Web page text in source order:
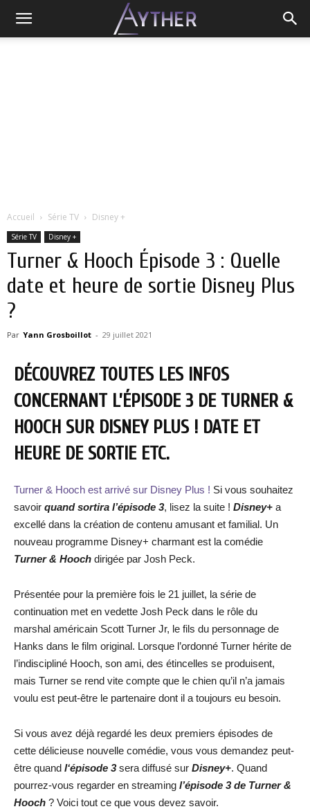
Accueil Série TV Disney +
Série TV Disney +
Turner & Hooch Épisode 3 : Quelle
date et heure de sortie Disney Plus
?
Par Yann Grosboillot - 29 juillet 2021
DÉCOUVREZ TOUTES LES INFOS
CONCERNANT L’ÉPISODE 3 DE TURNER &
HOOCH SUR DISNEY PLUS ! DATE ET
HEURE DE SORTIE ETC.
Turner & Hooch est arrivé sur Disney Plus ! Si vous souhaitez
savoir quand sortira l’épisode 3, lisez la suite ! Disney+ a
excellé dans la création de contenu amusant et familial. Un
nouveau programme Disney+ charmant est la comédie
Turner & Hooch dirigée par Josh Peck.
Présentée pour la première fois le 21 juillet, la série de
continuation met en vedette Josh Peck dans le rôle du
marshal américain Scott Turner Jr, le fils du personnage de
Hanks dans le film original. Lorsque l’ordonné Turner hérite de
l’indiscipliné Hooch, son ami, des étincelles se produisent,
mais Turner se rend vite compte que le chien qu’il n’a jamais
voulu est peut-être le partenaire dont il a toujours eu besoin.
Si vous avez déjà regardé les deux premiers épisodes de
cette délicieuse nouvelle comédie, vous vous demandez peut-
être quand l‘épisode 3sera diffusé sur Disney+. Quand
pourrez-vous regarder en streaming l’épisode 3 de Turner &
Hooch ? Voici tout ce que vous devez savoir.